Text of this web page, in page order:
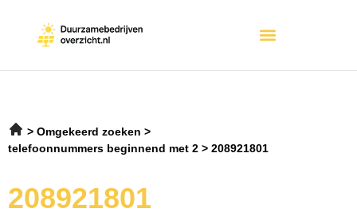
Omgekeerd zoeken
telefoonnummers beginnend met 2
208921801
208921801